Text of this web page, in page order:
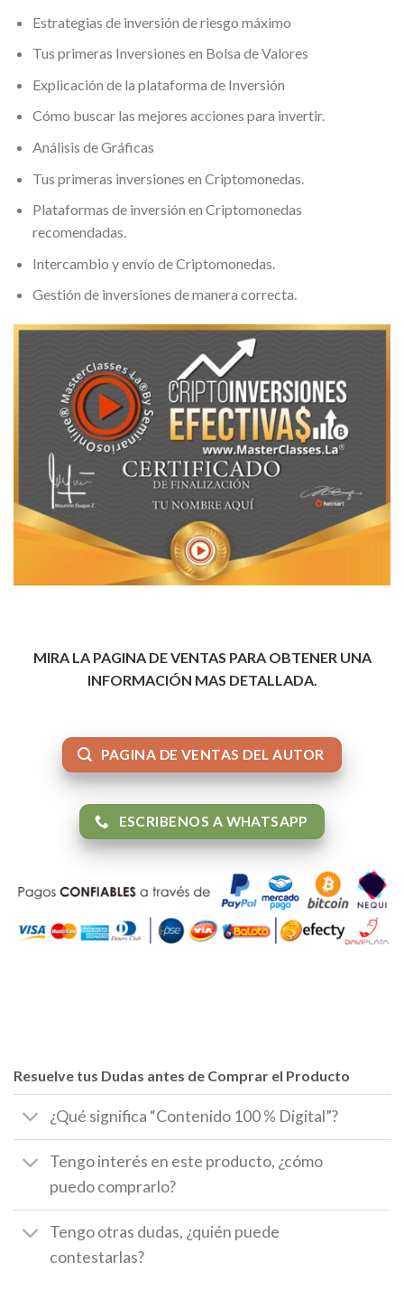
Estrategias de inversión de riesgo máximo
Tus primeras Inversiones en Bolsa de Valores
Explicación de la plataforma de Inversión
Cómo buscar las mejores acciones para invertir.
Análisis de Gráficas
Tus primeras inversiones en Criptomonedas.
Plataformas de inversión en Criptomonedas
recomendadas.
Intercambio y envío de Criptomonedas.
Gestión de inversiones de manera correcta.
MIRA LA PAGINA DE VENTAS PARA OBTENER UNA
INFORMACIÓN MAS DETALLADA.
PAGINA DE VENTAS DEL AUTOR
ESCRIBENOS A WHATSAPP
Resuelve tus Dudas antes de Comprar el Producto
¿Qué significa “Contenido 100 % Digital”?
Tengo interés en este producto, ¿cómo
puedo comprarlo?
Tengo otras dudas, ¿quién puede
contestarlas?